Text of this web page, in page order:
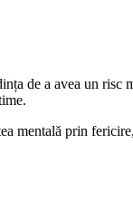
de a avea un risc
mentală prin